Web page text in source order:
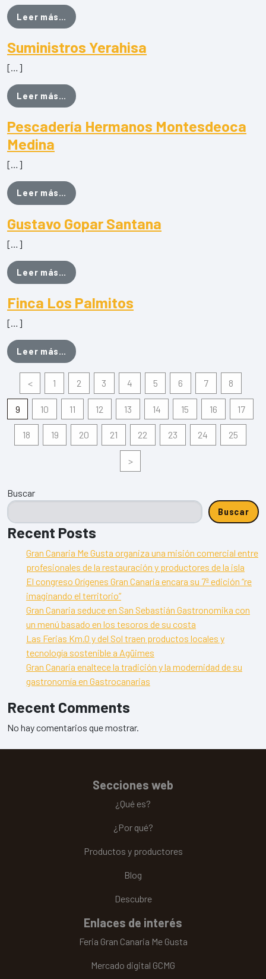
Leer más… from Lamuyo de Canarias
Suministros Yerahisa
[…]
Leer más… from Suministros Yerahisa
Pescadería Hermanos Montesdeoca
Medina
[…]
Leer más… from Pescadería Hermanos Montesdeoca
Gustavo Gopar Santana
[…]
Leer más… from Gustavo Gopar Santana
Finca Los Palmitos
[…]
Leer más… from Finca Los Palmitos
< 1 2 3 4 5 6 7 8
9 10 11 12 13 14 15 16 17
18 19 20 21 22 23 24 25
>
Buscar
Buscar
Recent Posts
Gran Canaria Me Gusta organiza una misión comercial entre
profesionales de la restauración y productores de la isla
El congreso Orígenes Gran Canaria encara su 7ª edición “re
imaginando el territorio”
Gran Canaria seduce en San Sebastián Gastronomika con
un menú basado en los tesoros de su costa
Las Ferias Km.0 y del Sol traen productos locales y
tecnología sostenible a Agüimes
Gran Canaria enaltece la tradición y la modernidad de su
gastronomía en Gastrocanarias
Recent Comments
No hay comentarios que mostrar.
Secciones web
¿Qué es?
¿Por qué?
Productos y productores
Blog
Descubre
Enlaces de interés
Feria Gran Canaria Me Gusta
Mercado digital GCMG